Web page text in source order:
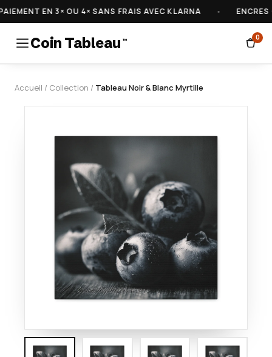
EN 3× OU 4× SANS FRAIS AVEC KLARNA ENCRES
Coin Tableau ™ 0
Accueil / Collection / Tableau Noir & Blanc Myrtille